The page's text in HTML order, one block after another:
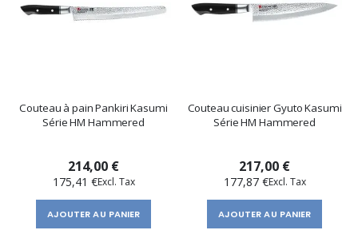
Couteau à pain Pankiri Kasumi
Série HM Hammered
214,00 €
175,41 €
AJOUTER AU PANIER
Couteau cuisinier Gyuto Kasumi
Série HM Hammered
217,00 €
177,87 €
AJOUTER AU PANIER